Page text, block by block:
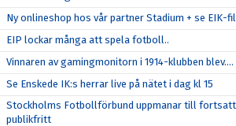
Ny onlineshop hos vår partner Stadium + se EIK-
EIP lockar många att spela fotboll..
Vinnaren av gamingmonitorn i 1914-klubben blev....
Se Enskede IK:s herrar live på nätet i dag kl 15
Stockholms Fotbollförbund uppmanar till fortsatt
publikfritt